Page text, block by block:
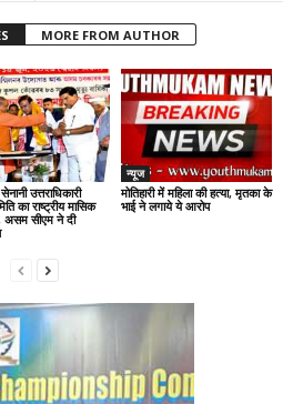
MORE FROM AUTHOR
उत्तराधिकारी
का राष्ट्रीय मासिक
असम सीएम ने दी
न्यूज
मोतिहारी में महिला की हत्या, मृतका के
भाई ने लगाये ये आरोप